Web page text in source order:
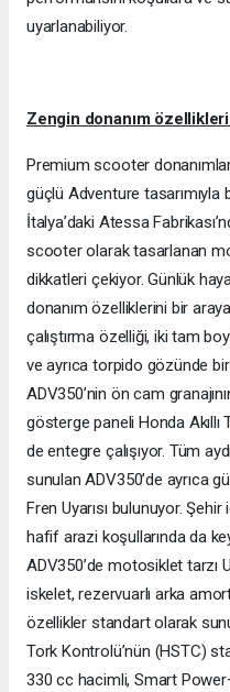
uyarlanabiliyor.
Zengin donanım
Premium scooter
güçlü Adventure tasarımıyla
İtalya’daki Atessa
scooter olarak tasarlanan
dikkatleri çekiyor. Günlük
donanım özelliklerini bir
çalıştırma özelliği, iki tam
ve ayrıca torpido gözünde
ADV350’nin ön cam
gösterge paneli Honda
de entegre çalışıyor. Tüm
sunulan ADV350’de ayrıca
Fren Uyarısı bulunuyor.
hafif arazi koşullarında da
ADV350’de motosiklet tarzı
iskelet, rezervuarlı arka
özellikler standart olarak
Tork Kontrolü’nün (HSTC)
330 cc hacimli, Smart